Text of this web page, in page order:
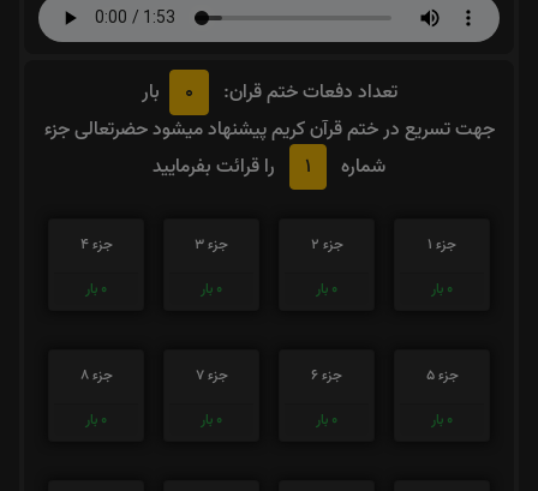
تعداد دفعات ختم قران: 0
بار
جهت تسریع در ختم قرآن کریم پیشنهاد میشود حضرتعالی جزء
شماره
1 را قرائت بفرمایید
جزء 1
0 بار
جزء 2
0 بار
جزء 3
0 بار
جزء 4
0 بار
جزء 5
0 بار
جزء 6
0 بار
جزء 7
0 بار
جزء 8
0 بار